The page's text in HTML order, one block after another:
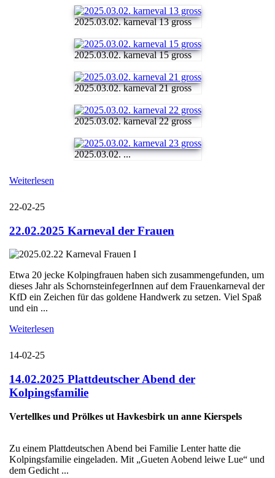
2025.03.02. karneval 13 gross
2025.03.02. karneval 15 gross
2025.03.02. karneval 21 gross
2025.03.02. karneval 22 gross
2025.03.02. ...
Weiterlesen
22-02-25
22.02.2025 Karneval der Frauen
Etwa 20 jecke Kolpingfrauen haben sich zusammengefunden, um
dieses Jahr als SchornsteinfegerInnen auf dem Frauenkarneval der
KfD ein Zeichen für das goldene Handwerk zu setzen. Viel Spaß
und ein ...
Weiterlesen
14-02-25
14.02.2025 Plattdeutscher Abend der
Kolpingsfamilie
Vertellkes und Prölkes ut Havkesbirk un anne Kierspels
Zu einem Plattdeutschen Abend bei Familie Lenter hatte die
Kolpingsfamilie eingeladen. Mit „Gueten Aobend leiwe Lue“ und
dem Gedicht ...